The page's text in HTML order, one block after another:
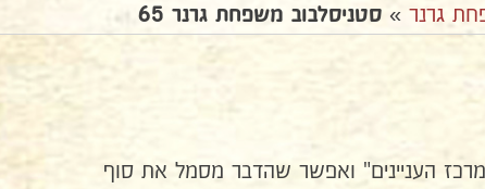
גרנר » סטניסלבוב משפחת גרנר 65
העניינים" ואפשר שהדבר מסמל את סוף